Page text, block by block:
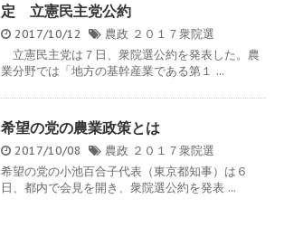
定 立憲民主党公約
2017/10/12 農政 ２０１７衆院選
立憲民主党は７日、衆院選公約を発表した。農
業分野では「地方の基幹産業である第１ ...
希望の党の農業政策とは
2017/10/08 農政 ２０１７衆院選
希望の党の小池百合子代表（東京都知事）は６
日、都内で会見を開き、衆院選公約を発表 ...